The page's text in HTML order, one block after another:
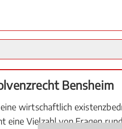
Bensheim
wirtschaftlich
eine Vielzahl von Fragen